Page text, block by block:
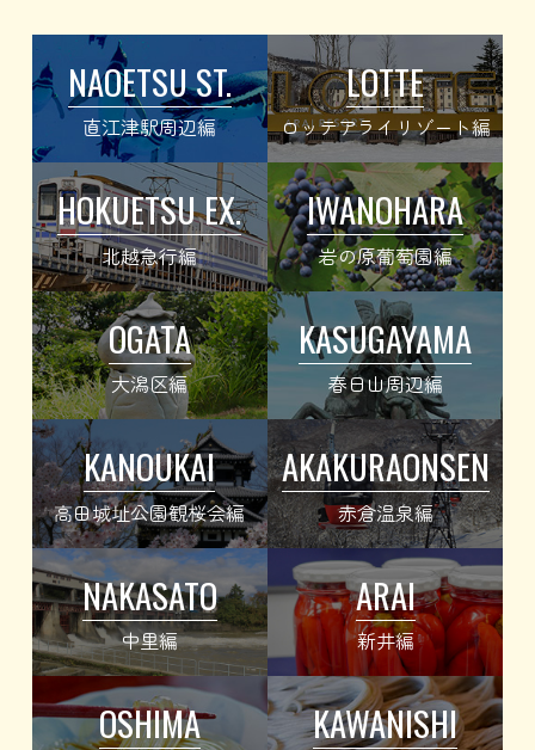
NAOETSU ST.
直江津駅周辺編
LOTTE
ロッテアライリゾート編
HOKUETSU EX.
北越急行編
IWANOHARA
岩の原葡萄園編
OGATA
大潟区編
KASUGAYAMA
春日山周辺編
KANOUKAI
高田城址公園観桜会編
AKAKURAONSEN
赤倉温泉編
NAKASATO
中里編
ARAI
新井編
OSHIMA KAWANISHI